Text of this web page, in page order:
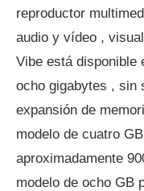
reproductor
audio y vídeo ,
Vibe está disponible
ocho gigabytes , sin
expansión de
modelo de cuatro
aproximadamente
modelo de ocho GB